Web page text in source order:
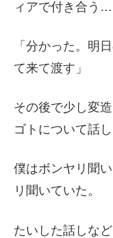
ィアで付き合う…
「分かった。明
て来て渡す」
その後で少し変
ゴトについて話し
僕はボンヤリ聞
リ聞いていた。
たいした話しな